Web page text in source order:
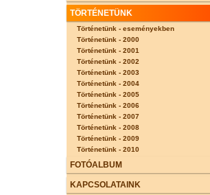
TÖRTÉNETÜNK
Történetünk - eseményekben
Történetünk - 2000
Történetünk - 2001
Történetünk - 2002
Történetünk - 2003
Történetünk - 2004
Történetünk - 2005
Történetünk - 2006
Történetünk - 2007
Történetünk - 2008
Történetünk - 2009
Történetünk - 2010
FOTÓALBUM
KAPCSOLATAINK